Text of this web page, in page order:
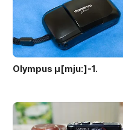
기타리스트들은 기타와 마찬가지로
Olympus μ[mju:]-1.